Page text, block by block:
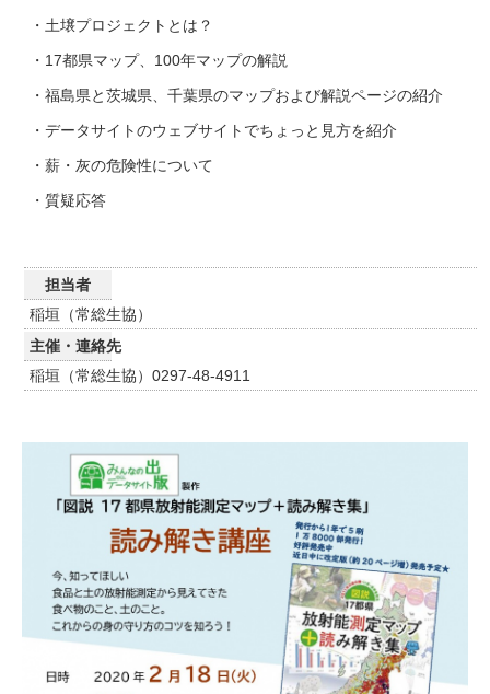
・土壌プロジェクトとは？
・17都県マップ、100年マップの解説
・福島県と茨城県、千葉県のマップおよび解説ページの紹介
・データサイトのウェブサイトでちょっと見方を紹介
・薪・灰の危険性について
・質疑応答
担当者
稲垣（常総生協）
主催・連絡先
稲垣（常総生協）0297-48-4911